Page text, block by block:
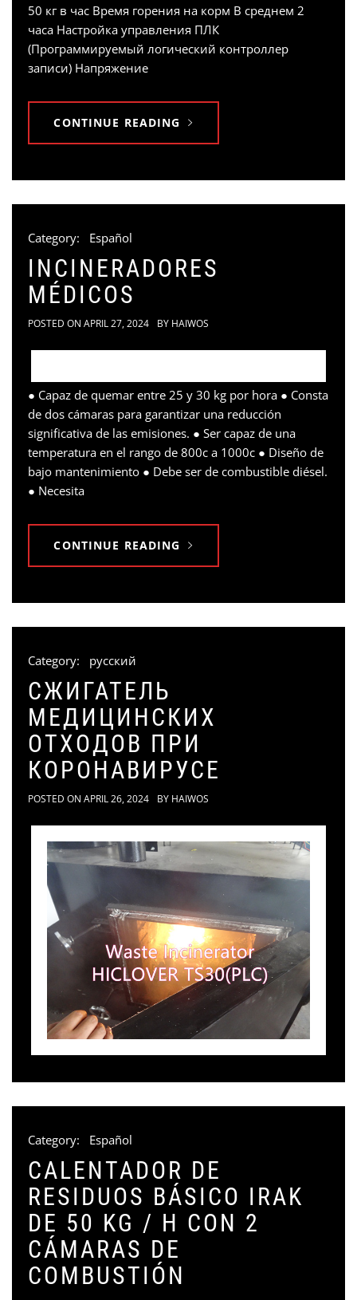
50 кг в час Время горения на корм В среднем 2
часа Настройка управления ПЛК
(Программируемый логический контроллер
записи) Напряжение
CONTINUE READING
Category: Español
INCINERADORES
MÉDICOS
POSTED ON APRIL 27, 2024 BY HAIWOS
● Capaz de quemar entre 25 y 30 kg por hora ● Consta
de dos cámaras para garantizar una reducción
significativa de las emisiones. ● Ser capaz de una
temperatura en el rango de 800c a 1000c ● Diseño de
bajo mantenimiento ● Debe ser de combustible diésel.
● Necesita
CONTINUE READING
Category: русский
СЖИГАТЕЛЬ
МЕДИЦИНСКИХ
ОТХОДОВ ПРИ
КОРОНАВИРУСЕ
POSTED ON APRIL 26, 2024 BY HAIWOS
Category: Español
CALENTADOR DE
RESIDUOS BÁSICO IRAK
DE 50 KG / H CON 2
CÁMARAS DE
COMBUSTIÓN